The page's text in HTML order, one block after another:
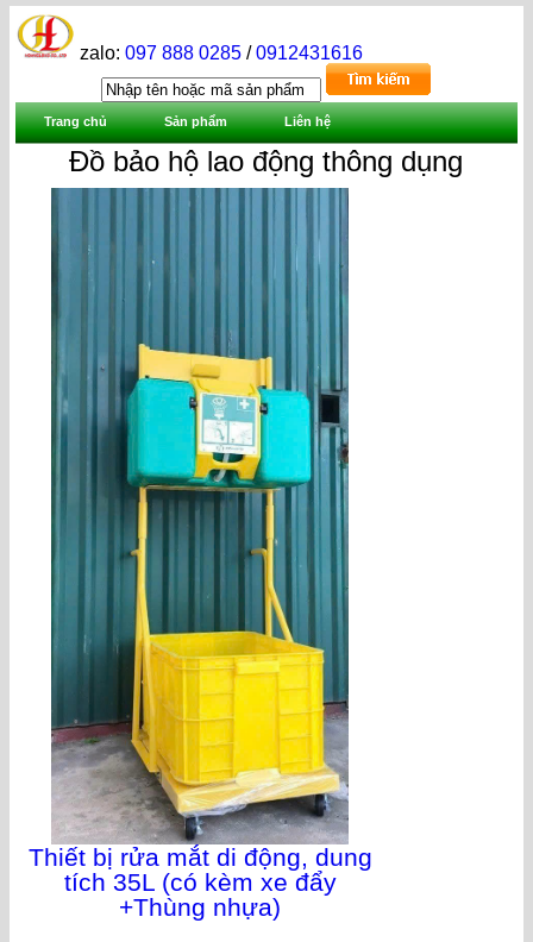
zalo:097 888 0285 /0912431616
Trang chủ Sản phẩm Liên hệ
Đồ bảo hộ lao động thông dụng
Thiết bị rửa mắt di động, dung
tích 35L (có kèm xe đẩy
+Thùng nhựa)